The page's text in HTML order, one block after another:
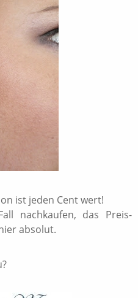
ist jeden Cent wert!
nachkaufen, das Preis-
absolut.